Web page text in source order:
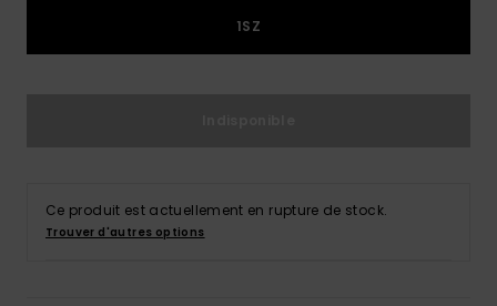
1SZ
Ce produit est actuellement en rupture de stock.
Trouver d'autres options